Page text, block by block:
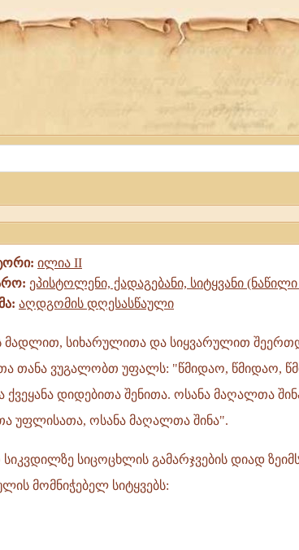
ილია II
ეპისტოლენი, ქადაგებანი, სიტყვანი
აღდგომის დღესასწაული
მადლით, სიხარულითა და სიყვარულით
თანა ვუგალობთ უფალს: "წმიდაო, წმიდაო,
ქვეყანა დიდებითა შენითა. ოსანა მაღალთა
უფლისათა, ოსანა მაღალთა შინა".
სიცოცხლის გამარჯვების დიად
მომნიჭებელ სიტყვებს: